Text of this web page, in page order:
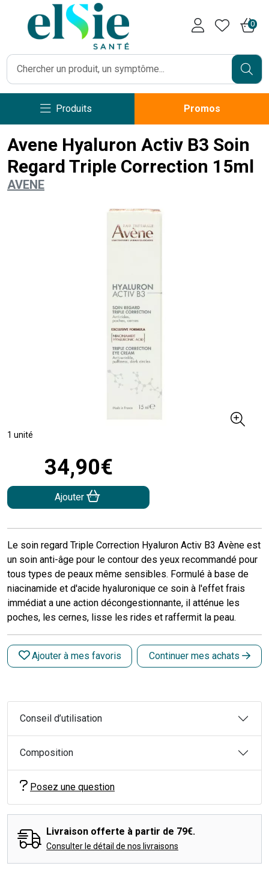
0
Produits Promos
Avene Hyaluron Activ B3 Soin
Regard Triple Correction 15ml
AVENE
1 unité
34,90€
Ajouter
Le soin regard Triple Correction Hyaluron Activ B3 Avène est
un soin anti-âge pour le contour des yeux recommandé pour
tous types de peaux même sensibles. Formulé à base de
niacinamide et d'acide hyaluronique ce soin à l'effet frais
immédiat a une action décongestionnante, il atténue les
poches, les cernes, lisse les rides et raffermit la peau.
Ajouter à mes favoris Continuer mes achats
Conseil d’utilisation
Composition
Posez une question
Livraison offerte à partir de 79€.
Consulter le détail de nos livraisons